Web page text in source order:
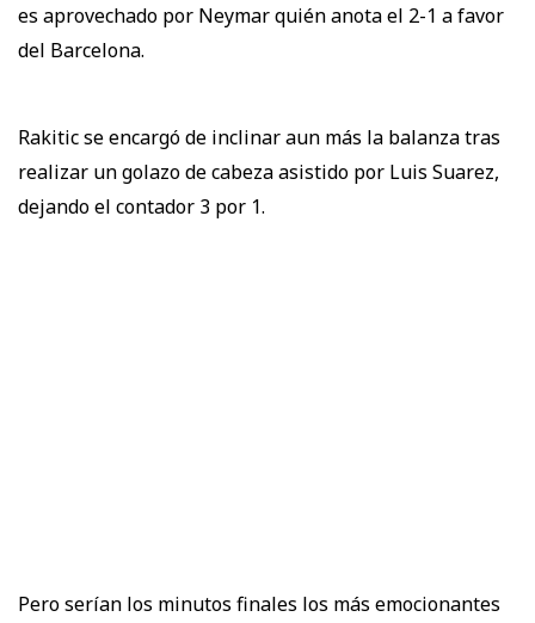
es aprovechado por Neymar quién anota el 2-1 a favor
del Barcelona.
Rakitic se encargó de inclinar aun más la balanza tras
realizar un golazo de cabeza asistido por Luis Suarez,
dejando el contador 3 por 1.
Pero serían los minutos finales los más emocionantes